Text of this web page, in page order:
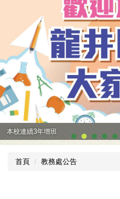
本校連續3年增班
首頁 教務處公告